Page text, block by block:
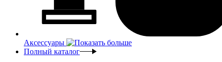
Аксессуары
Полный каталог